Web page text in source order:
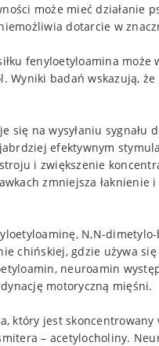
może mieć działanie
dotarcie w
fenyloetyloamina
badań wskazują,
się na wysyłaniu
efektywnym
i zwiększenie
zmniejsza
N,N-
chińskiej, gdzie używa
neuroamin
motoryczną mięśni.
który jest
– acetylocholiny.